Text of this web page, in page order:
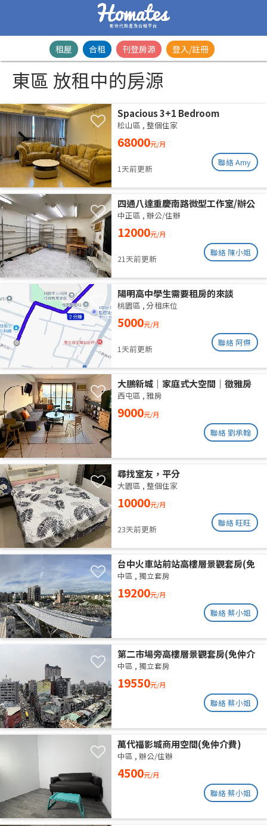
新世代房產及合租平台
租屋 合租 刊登房源 登入/註冊
東區 放租中的房源
Spacious 3+1 Bedroom
Residence | Songshan District |
Taipei Arena MRTSpacious 42-
Ping Designer Apartment | Near
松山區 , 整個住家
68000元/月
1天前更新
聯絡 Amy
四通八達重慶南路微型工作室/辦公
室出租
中正區 , 辦公/住辦
12000元/月
21天前更新
聯絡 陳小姐
陽明高中學生需要租房的來談
桃園區 , 分租床位
5000元/月
1天前更新
聯絡 阿傑
大鵬新城｜家庭式大空間｜徵雅房
室友 1 人
西屯區 , 雅房
9000元/月
聯絡 劉承翰
尋找室友，平分
大園區 , 整個住家
10000元/月
23天前更新
聯絡 旺旺
台中火車站前站高樓層景觀套房(免
仲介費)
中區 , 獨立套房
19200元/月
聯絡 蔡小姐
第二市場旁高樓層景觀套房(免仲介
費)
中區 , 獨立套房
19550元/月
聯絡 蔡小姐
萬代福影城商用空間(免仲介費)
中區 , 辦公/住辦
4500元/月
聯絡 蔡小姐